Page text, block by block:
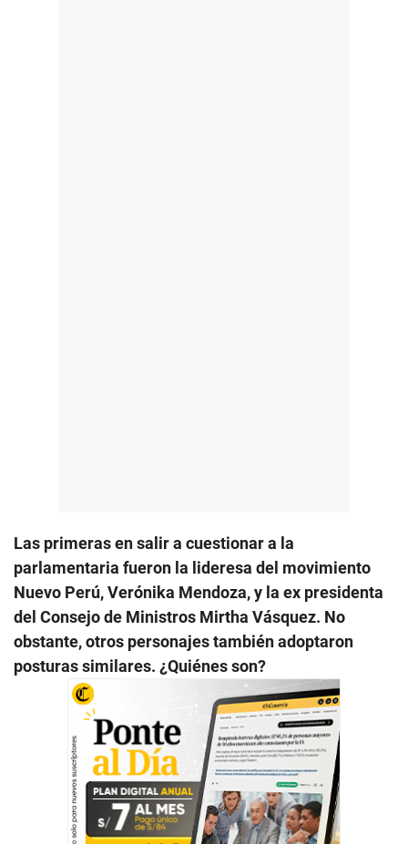
Las primeras en salir a cuestionar a la
parlamentaria fueron la lideresa del movimiento
Nuevo Perú, Verónika Mendoza, y la ex presidenta
del Consejo de Ministros Mirtha Vásquez. No
obstante, otros personajes también adoptaron
posturas similares. ¿Quiénes son?